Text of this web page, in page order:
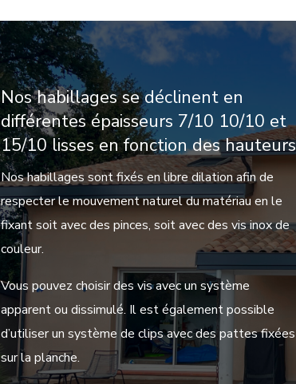
Nos habillages se déclinent en
différentes épaisseurs 7/10 10/10 et
15/10 lisses en fonction des
Nos habillages sont fixés en libre dilation afin de
respecter le mouvement naturel du matériau en le
fixant soit avec des pinces, soit avec des vis inox de
couleur.
Vous pouvez choisir des vis avec un système
apparent ou dissimulé. Il est également possible
d’utiliser un système de clips avec des pattes fixées
sur la planche.